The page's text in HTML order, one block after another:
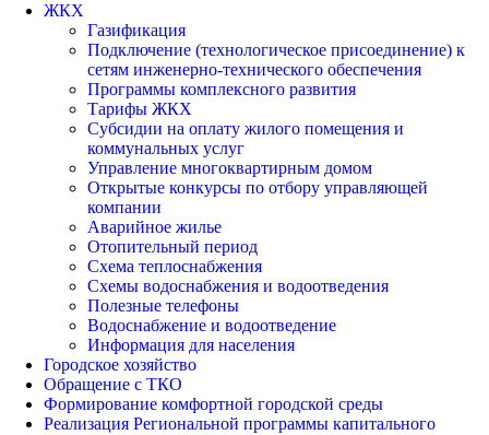
ЖКХ
Газификация
Подключение (технологическое присоединение) к
сетям инженерно-технического обеспечения
Программы комплексного развития
Тарифы ЖКХ
Субсидии на оплату жилого помещения и
коммунальных услуг
Управление многоквартирным домом
Открытые конкурсы по отбору управляющей
компании
Аварийное жилье
Отопительный период
Схема теплоснабжения
Схемы водоснабжения и водоотведения
Полезные телефоны
Водоснабжение и водоотведение
Информация для населения
Городское хозяйство
Обращение с ТКО
Формирование комфортной городской среды
Реализация Региональной программы капитального